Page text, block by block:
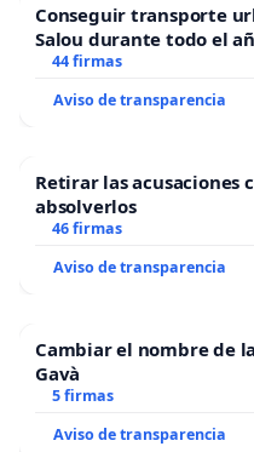
Conseguir transporte
Salou durante todo el
44 firmas
Aviso de transparencia
Retirar las acusaciones
absolverlos
46 firmas
Aviso de transparencia
Cambiar el nombre de
Gavà
5 firmas
Aviso de transparencia